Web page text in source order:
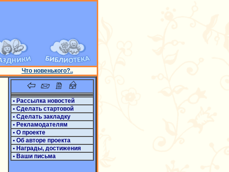
Что новенького?..
• Рассылка новостей
• Сделать стартовой
• Сделать закладку
• Рекламодателям
• О проекте
• Об авторе проекта
• Награды, достижения
• Ваши письма